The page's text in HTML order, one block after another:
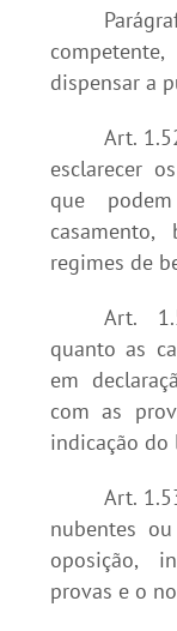
dispensar a
Art.
esclarecer
que
regimes de
Art.
quanto as
em
com as
indicação do
Art.
nubentes
oposição,
provas e o